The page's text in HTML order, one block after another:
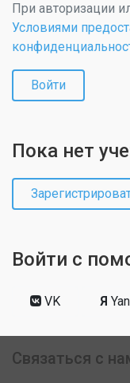
При авторизации
Условиями
Войти
Пока нет
Войти с
VK Я
Связаться с